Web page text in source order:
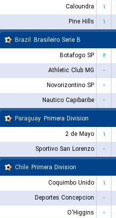
Caloundra ۱
Pine Hills
۱
Brazil Brasileiro Serie B
Botafogo SP
۲
Athletic Club MG
-
Novorizontino SP
-
Nautico Capibaribe
-
Paraguay Primera Division
2 de Mayo
۱
Sportivo San Lorenzo
-
Chile Primera Division
Coquimbo Unido
۱
Deportes Concepcion
-
O'Higgins
-